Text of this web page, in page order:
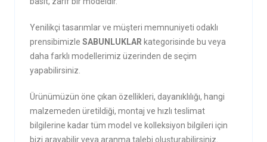
Yenilikçi tasarımlar ve müşteri memnuniyeti odaklı
prensibimizle SABUNLUKLAR kategorisinde bu veya
daha farklı modellerimiz üzerinden de seçim
yapabilirsiniz.
Ürünümüzün öne çıkan özellikleri, dayanıklılığı, hangi
malzemeden üretildiği, montaj ve hızlı teslimat
bilgilerine kadar tüm model ve kolleksiyon bilgileri için
bizi arayabilir veya aranma talebi oluşturabilirsiniz.